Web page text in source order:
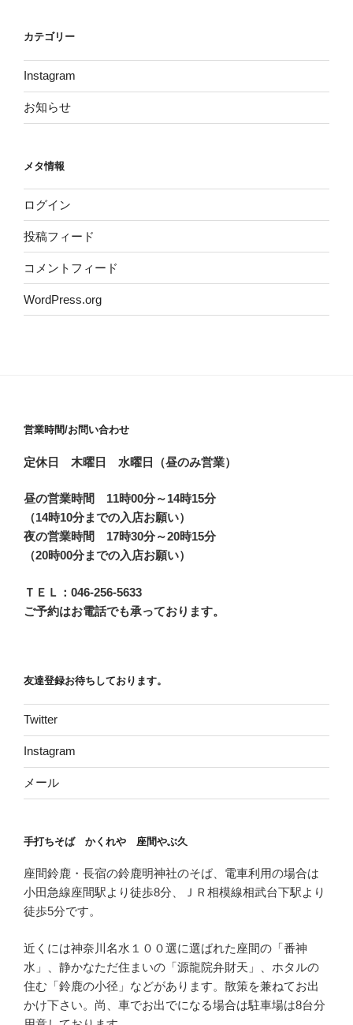
カテゴリー
Instagram
お知らせ
メタ情報
ログイン
投稿フィード
コメントフィード
WordPress.org
営業時間/お問い合わせ
定休日 木曜日 水曜日（昼のみ営業）
昼の営業時間 11時00分～14時15分
（14時10分までの入店お願い）
夜の営業時間 17時30分～20時15分
（20時00分までの入店お願い）
ＴＥＬ：046-256-5633
ご予約はお電話でも承っております。
友達登録お待ちしております。
Twitter
Instagram
メール
手打ちそば かくれや 座間やぶ久
座間鈴鹿・長宿の鈴鹿明神社のそば、電車利用の場合は
小田急線座間駅より徒歩8分、ＪＲ相模線相武台下駅より
徒歩5分です。
近くには神奈川名水１００選に選ばれた座間の「番神
水」、静かなただ住まいの「源龍院弁財天」、ホタルの
住む「鈴鹿の小径」などがあります。散策を兼ねてお出
かけ下さい。尚、車でお出でになる場合は駐車場は8台分